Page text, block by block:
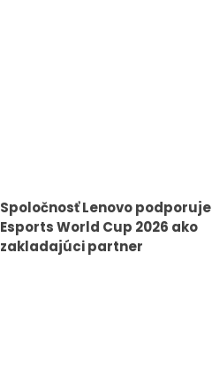
Spoločnosť Lenovo podporuje
Esports World Cup 2026 ako
zakladajúci partner